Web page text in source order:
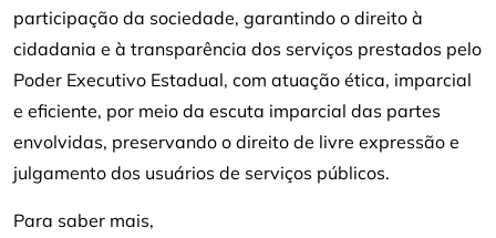
participação da sociedade, garantindo o direito à
cidadania e à transparência dos serviços prestados pelo
Poder Executivo Estadual, com atuação ética, imparcial
e eficiente, por meio da escuta imparcial das partes
envolvidas, preservando o direito de livre expressão e
julgamento dos usuários de serviços públicos.
Para saber mais,